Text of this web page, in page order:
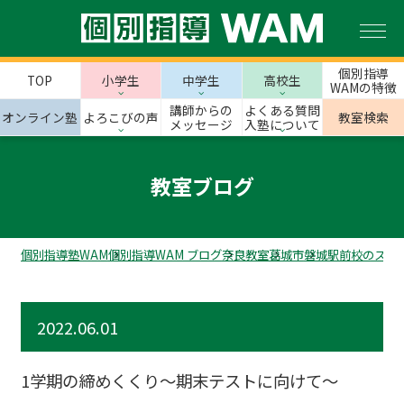
TOP 小学生 中学生 高校生
個別指導
WAMの特徴
オンライン塾 よろこびの声
講師からの
メッセージ
よくある質問
入塾について
教室検索
教室ブログ
個別指導塾WAM個別指導WAM ブログ奈良教室葛城市磐城駅前校のスタ
2022.06.01
1学期の締めくくり～期末テストに向けて～